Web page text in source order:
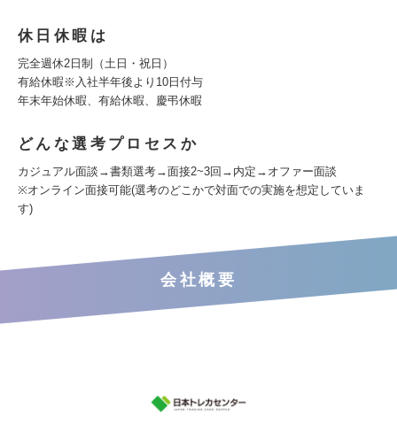
休日休暇は
完全週休2日制（土日・祝日）
有給休暇※入社半年後より10日付与
年末年始休暇、有給休暇、慶弔休暇
どんな選考プロセスか
カジュアル面談→書類選考→面接2~3回→内定→オファー面談
※オンライン面接可能(選考のどこかで対面での実施を想定していま
す)
会社概要